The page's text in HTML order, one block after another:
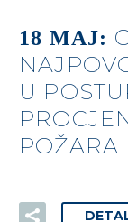
18 MAJ:
U
POŽARA